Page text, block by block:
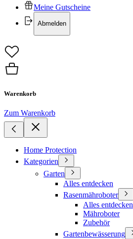
Meine Gutscheine
Abmelden
Warenkorb
Zum Warenkorb
Home Protection
Kategorien
Garten
Alles entdecken
Rasenmähroboter
Alles entdecken
Mähroboter
Zubehör
Gartenbewässerung